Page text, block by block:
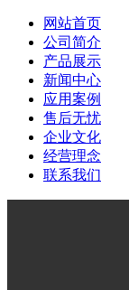
网站首页
公司简介
产品展示
新闻中心
应用案例
售后无忧
企业文化
经营理念
联系我们